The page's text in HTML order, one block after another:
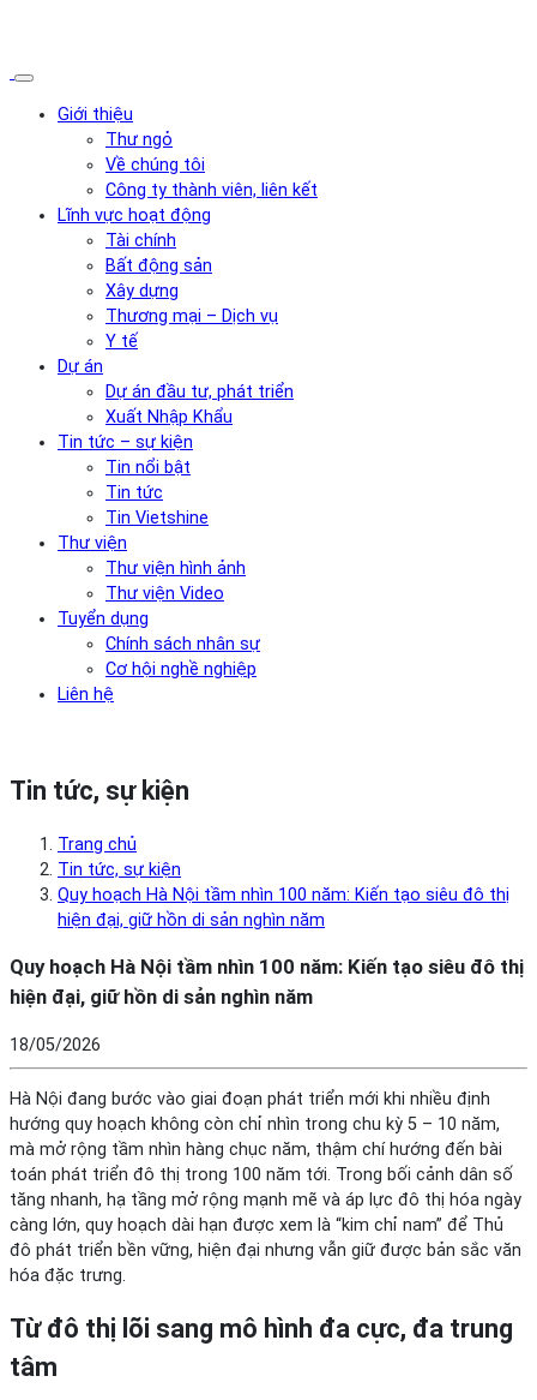
Giới thiệu
Thư ngỏ
Về chúng tôi
Công ty thành viên, liên kết
Lĩnh vực hoạt động
Tài chính
Bất động sản
Xây dựng
Thương mại – Dịch vụ
Y tế
Dự án
Dự án đầu tư, phát triển
Xuất Nhập Khẩu
Tin tức – sự kiện
Tin nổi bật
Tin tức
Tin Vietshine
Thư viện
Thư viện hình ảnh
Thư viện Video
Tuyển dụng
Chính sách nhân sự
Cơ hội nghề nghiệp
Liên hệ
Tin tức, sự kiện
Trang chủ
Tin tức, sự kiện
Quy hoạch Hà Nội tầm nhìn 100 năm: Kiến tạo siêu đô thị
hiện đại, giữ hồn di sản nghìn năm
Quy hoạch Hà Nội tầm nhìn 100 năm: Kiến tạo siêu đô thị
hiện đại, giữ hồn di sản nghìn năm
18/05/2026
Hà Nội đang bước vào giai đoạn phát triển mới khi nhiều định
hướng quy hoạch không còn chỉ nhìn trong chu kỳ 5 – 10 năm,
mà mở rộng tầm nhìn hàng chục năm, thậm chí hướng đến bài
toán phát triển đô thị trong 100 năm tới. Trong bối cảnh dân số
tăng nhanh, hạ tầng mở rộng mạnh mẽ và áp lực đô thị hóa ngày
càng lớn, quy hoạch dài hạn được xem là “kim chỉ nam” để Thủ
đô phát triển bền vững, hiện đại nhưng vẫn giữ được bản sắc văn
hóa đặc trưng.
Từ đô thị lõi sang mô hình đa cực, đa trung
tâm